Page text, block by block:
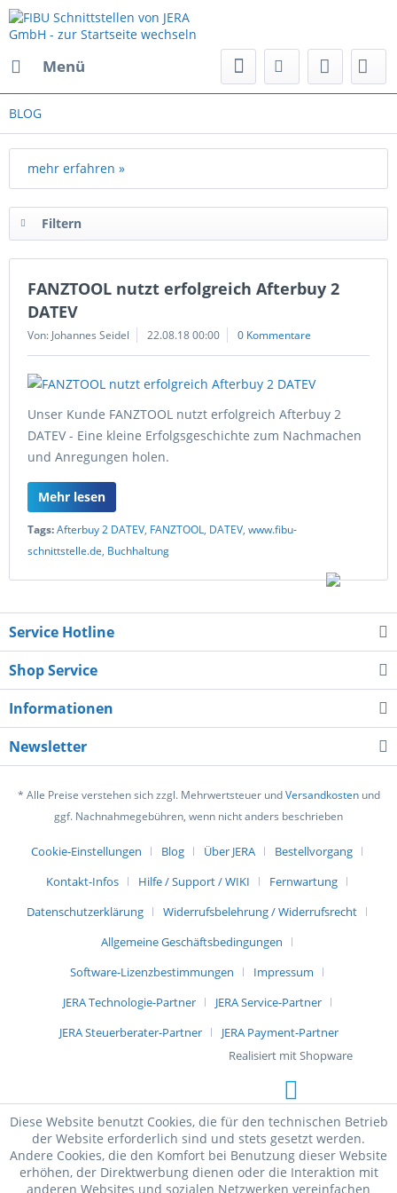
Menü
BLOG
mehr erfahren »
Filtern
FANZTOOL nutzt erfolgreich Afterbuy 2
DATEV
Von: Johannes Seidel 22.08.18 00:00 0 Kommentare
Unser Kunde FANZTOOL nutzt erfolgreich Afterbuy 2
DATEV - Eine kleine Erfolgsgeschichte zum Nachmachen
und Anregungen holen.
Mehr lesen
Tags:Afterbuy 2 DATEV, FANZTOOL, DATEV, www.fibu-
schnittstelle.de, Buchhaltung
Service Hotline
Shop Service
Informationen
Newsletter
* Alle Preise verstehen sich zzgl. Mehrwertsteuer undVersandkostenund
ggf. Nachnahmegebühren, wenn nicht anders beschrieben
Cookie-Einstellungen Blog Über JERA
Bestellvorgang
Kontakt-Infos
Hilfe / Support / WIKI
Fernwartung
Datenschutzerklärung
Widerrufsbelehrung / Widerrufsrecht
Allgemeine Geschäftsbedingungen
Software-Lizenzbestimmungen
Impressum
JERA Technologie-Partner
JERA Service-Partner
JERA Steuerberater-Partner
JERA Payment-Partner
Realisiert mit Shopware
Diese Website benutzt Cookies, die für den technischen Betrieb
der Website erforderlich sind und stets gesetzt werden.
Andere Cookies, die den Komfort bei Benutzung dieser Website
erhöhen, der Direktwerbung dienen oder die Interaktion mit
anderen Websites und sozialen Netzwerken vereinfachen